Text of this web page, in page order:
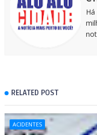
RELATED POST
ACIDENTES